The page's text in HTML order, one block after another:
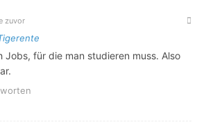
zuvor
Jobs, für die man studieren muss. Also